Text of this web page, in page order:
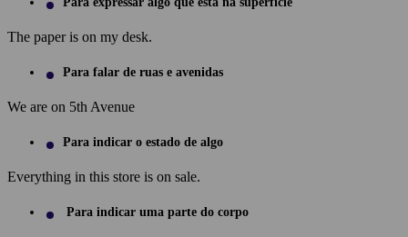
The paper is on my desk.
Para falar de ruas e avenidas
We are on 5th Avenue
Para indicar o estado de algo
Everything in this store is on sale.
Para indicar uma parte do corpo